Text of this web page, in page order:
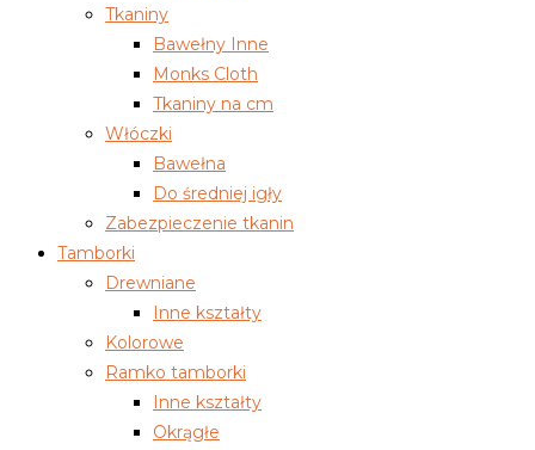
Tkaniny
Bawełny Inne
Monks Cloth
Tkaniny na cm
Włóczki
Bawełna
Do średniej igły
Zabezpieczenie tkanin
Tamborki
Drewniane
Inne kształty
Kolorowe
Ramko tamborki
Inne kształty
Okrągłe